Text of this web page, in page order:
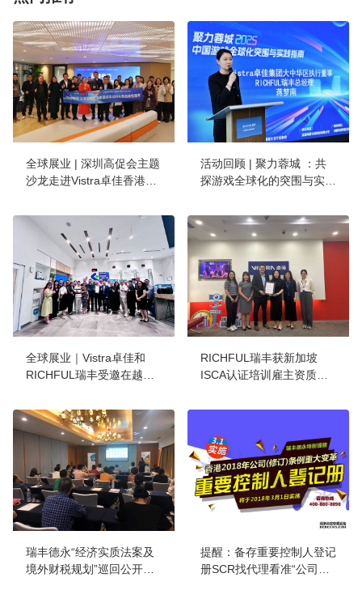
全球展业 | 深圳高促会主题
沙龙走进Vistra卓佳香港办
企业竞逐全球舞台
活动回顾 | 聚力蓉城 ：共
探游戏全球化的突围与实践
全球展业｜Vistra卓佳和
RICHFUL瑞丰受邀在越南
享“在越南营商”的关键实务
考量
RICHFUL瑞丰获新加坡
ISCA认证培训雇主资质，
瑞丰德永“经济实质法案及
境外财税规划”巡回公开课-
提醒：备存重要控制人登记
册SCR找代理看准“公司服